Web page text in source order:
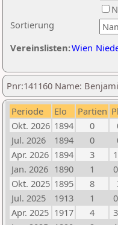
Sortierung
Vereinslisten:Wien
Pnr:141160 Name:
Periode Elo Partien
Okt. 2026 1894 0
Jul. 2026
1894 0
Apr. 2026 1894 3
Jan. 2026 1890 1
Okt. 2025 1895 8
Jul. 2025
1913 1
Apr. 2025 1917 4